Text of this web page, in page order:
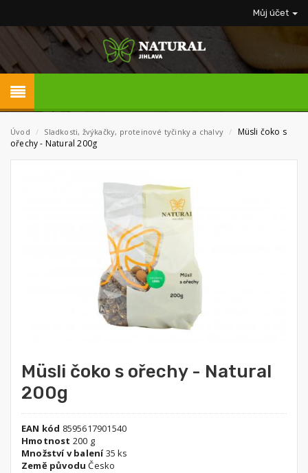
Můj účet
Úvod / Sladkosti, žvýkačky, proteinové tyčinky a chalvy / Müsli čoko s
ořechy - Natural 200g
Müsli čoko s ořechy - Natural
200g
EAN kód 8595617901540
Hmotnost 200 g
Množství v balení35 ks
Země původu Česko